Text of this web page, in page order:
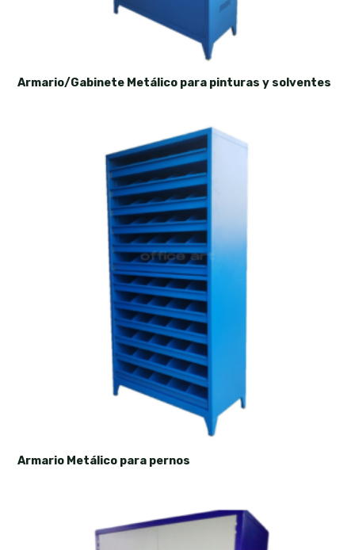
Armario/Gabinete Metálico para pinturas y solventes
Armario Metálico para pernos